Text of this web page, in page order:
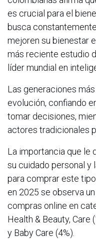
es crucial para el
busca
mejoren su bienestar
más reciente estudio
líder mundial en
Las generaciones
evolución, confiando
tomar decisiones,
actores tradicionales
La importancia que le
su cuidado personal y
para comprar este
en 2025 se observa
compras online en
Health & Beauty, Care
y Baby Care (4%).